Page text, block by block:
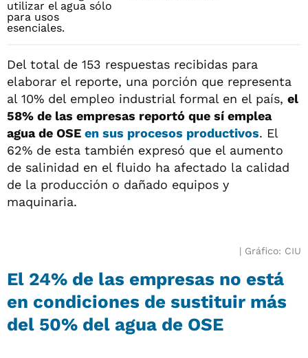
Del total de 153 respuestas recibidas para
elaborar el reporte, una porción que representa
al 10% del empleo industrial formal en el país, el
58% de las empresas reportó que sí emplea
agua de OSE en sus procesos productivos. El
62% de esta también expresó que el aumento
de salinidad en el fluido ha afectado la calidad
de la producción o dañado equipos y
maquinaria.
Gráfico: CIU
El 24% de las empresas no está
en condiciones de sustituir más
del 50% del agua de OSE